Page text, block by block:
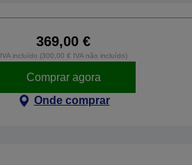
369,00 €
IVA incluído (300,00 € IVA não incluído)
Comprar agora
Onde comprar